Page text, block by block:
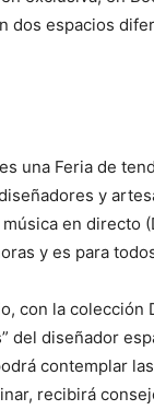
dos espacios
una Feria de
y
en directo
y es para
con la
del diseñador
contemplar
recibirá